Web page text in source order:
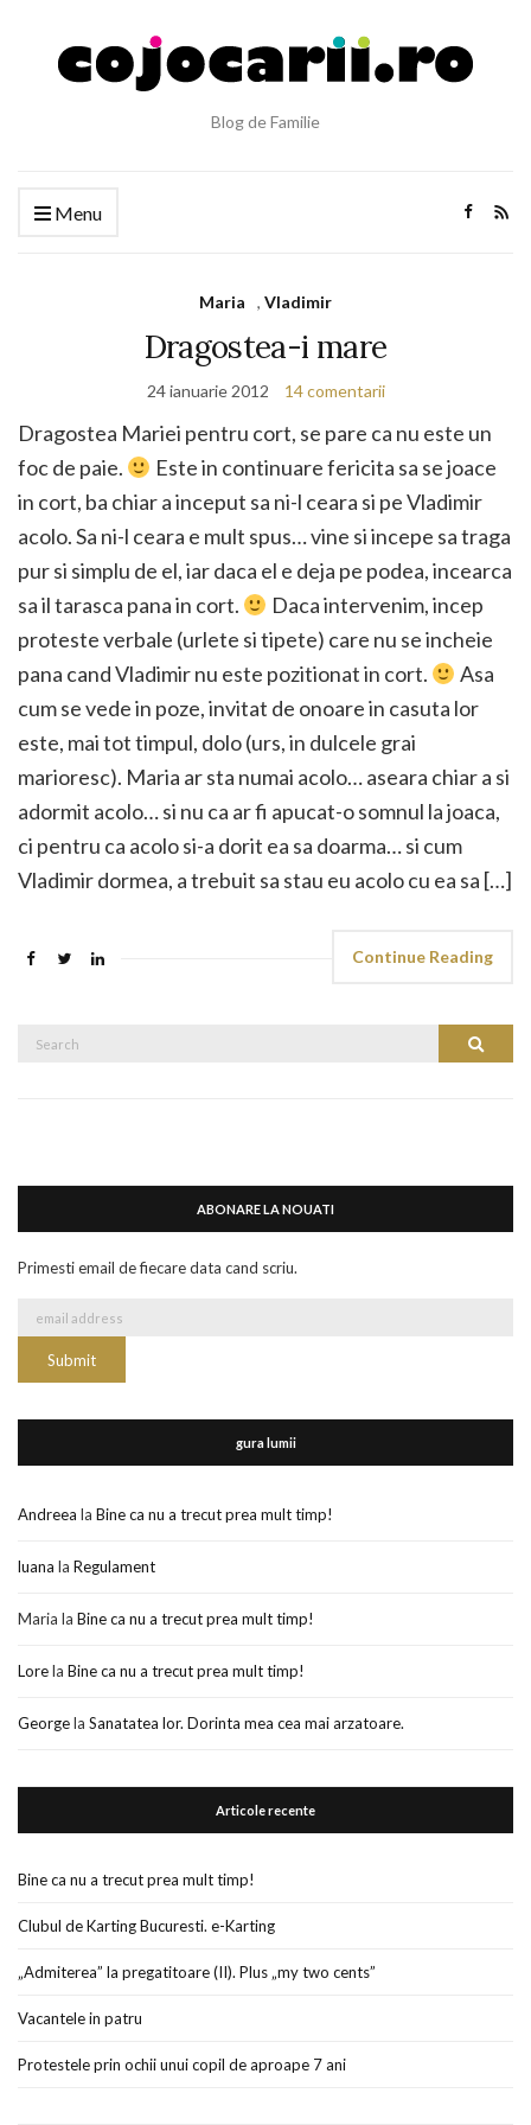
Blog de Familie
Menu
Maria , Vladimir
Dragostea-i mare
24 ianuarie 2012 14 comentarii
Dragostea Mariei pentru cort, se pare ca nu este un
foc de paie.
Este in continuare fericita sa se joace
in cort, ba chiar a inceput sa ni-l ceara si pe Vladimir
acolo. Sa ni-l ceara e mult spus… vine si incepe sa traga
pur si simplu de el, iar daca el e deja pe podea, incearca
sa il tarasca pana in cort.
Daca intervenim, incep
proteste verbale (urlete si tipete) care nu se incheie
pana cand Vladimir nu este pozitionat in cort.
Asa
cum se vede in poze, invitat de onoare in casuta lor
este, mai tot timpul, dolo (urs, in dulcele grai
marioresc). Maria ar sta numai acolo… aseara chiar a si
adormit acolo… si nu ca ar fi apucat-o somnul la joaca,
ci pentru ca acolo si-a dorit ea sa doarma… si cum
Vladimir dormea, a trebuit sa stau eu acolo cu ea sa […]
Continue Reading
Search
ABONARE LA NOUATI
Primesti email de fiecare data cand scriu.
gura lumii
Andreea la Bine ca nu a trecut prea mult timp!
luana la Regulament
Maria la Bine ca nu a trecut prea mult timp!
Lorela Bine ca nu a trecut prea mult timp!
Georgela Sanatatea lor. Dorinta mea cea mai arzatoare.
Articole recente
Bine ca nu a trecut prea mult timp!
Clubul de Karting Bucuresti. e-Karting
„Admiterea” la pregatitoare (II). Plus „my two cents”
Vacantele in patru
Protestele prin ochii unui copil de aproape 7 ani